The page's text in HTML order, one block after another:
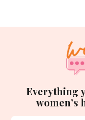
Everything
women’s